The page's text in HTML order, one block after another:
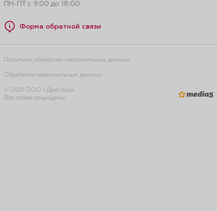
ПН-ПТ с 9:00 до 18:00
Форма обратной связи
Политика обработки персональных данных
Обработка персональных данных
© 2021 ООО «Деко про».
Все права защищены.